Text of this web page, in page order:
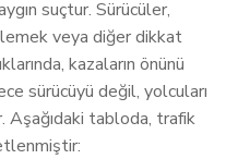
suçtur. Sürücüler,
veya diğer dikkat
kazaların önünü
sürücüyü değil, yolcuları
Aşağıdaki tabloda, trafik